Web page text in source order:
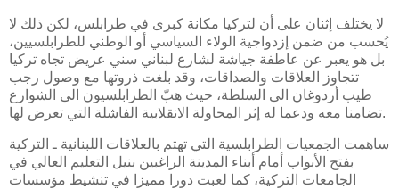
لا يختلف إثنان على أن لتركيا مكانة كبرى في طرابلس، لكن ذلك لا
يُحسب من ضمن إزدواجية الولاء السياسي أو الوطني للطرابلسيين،
بل هو يعبر عن عاطفة جياشة لشارع لبناني سني عريض تجاه تركيا
تتجاوز العلاقات والصداقات، وقد بلغت ذروتها مع وصول رجب
طيب أردوغان الى السلطة، حيث هبّ الطرابلسيون الى الشوارع
تضامنا معه ودعما له إثر المحاولة الانقلابية الفاشلة التي تعرض لها.
ساهمت الجمعيات الطرابلسية التي تهتم بالعلاقات اللبنانية ـ التركية
بفتح الأبواب أمام أبناء المدينة الراغبين بنيل التعليم العالي في
الجامعات التركية، كما لعبت دورا مميزا في تنشيط مؤسسات